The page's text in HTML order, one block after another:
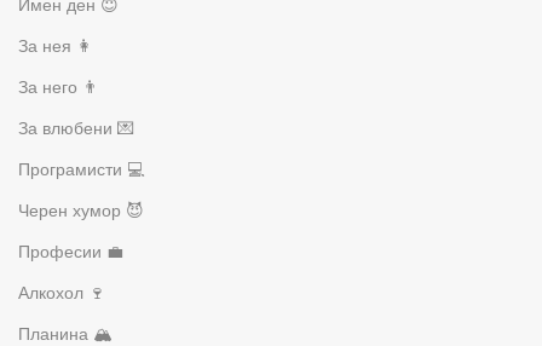
Имен ден 😇
За нея 👩
За него 👨
За влюбени 💌
Програмисти 💻
Черен хумор 😈
Професии 💼
Алкохол 🍷
Планина 🏔️